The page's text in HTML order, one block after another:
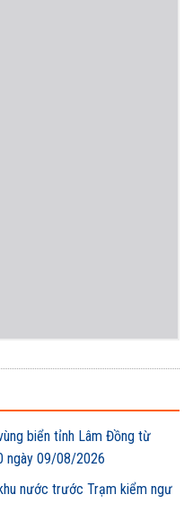
biển tỉnh Lâm Đồng từ
ngày 09/08/2026
nước trước Trạm kiểm ngư